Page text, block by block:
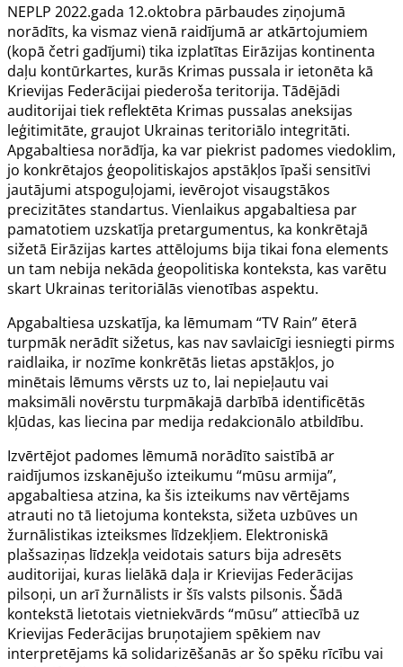
NEPLP 2022.gada 12.oktobra pārbaudes ziņojumā
norādīts, ka vismaz vienā raidījumā ar atkārtojumiem
(kopā četri gadījumi) tika izplatītas Eirāzijas kontinenta
daļu kontūrkartes, kurās Krimas pussala ir ietonēta kā
Krievijas Federācijai piederoša teritorija. Tādējādi
auditorijai tiek reflektēta Krimas pussalas aneksijas
leģitimitāte, graujot Ukrainas teritoriālo integritāti.
Apgabaltiesa norādīja, ka var piekrist padomes viedoklim,
jo konkrētajos ģeopolitiskajos apstākļos īpaši sensitīvi
jautājumi atspoguļojami, ievērojot visaugstākos
precizitātes standartus. Vienlaikus apgabaltiesa par
pamatotiem uzskatīja pretargumentus, ka konkrētajā
sižetā Eirāzijas kartes attēlojums bija tikai fona elements
un tam nebija nekāda ģeopolitiska konteksta, kas varētu
skart Ukrainas teritoriālās vienotības aspektu.
Apgabaltiesa uzskatīja, ka lēmumam “TV Rain” ēterā
turpmāk nerādīt sižetus, kas nav savlaicīgi iesniegti pirms
raidlaika, ir nozīme konkrētās lietas apstākļos, jo
minētais lēmums vērsts uz to, lai nepieļautu vai
maksimāli novērstu turpmākajā darbībā identificētās
kļūdas, kas liecina par medija redakcionālo atbildību.
Izvērtējot padomes lēmumā norādīto saistībā ar
raidījumos izskanējušo izteikumu “mūsu armija”,
apgabaltiesa atzina, ka šis izteikums nav vērtējams
atrauti no tā lietojuma konteksta, sižeta uzbūves un
žurnālistikas izteiksmes līdzekļiem. Elektroniskā
plašsaziņas līdzekļa veidotais saturs bija adresēts
auditorijai, kuras lielākā daļa ir Krievijas Federācijas
pilsoņi, un arī žurnālists ir šīs valsts pilsonis. Šādā
kontekstā lietotais vietniekvārds “mūsu” attiecībā uz
Krievijas Federācijas bruņotajiem spēkiem nav
interpretējams kā solidarizēšanās ar šo spēku rīcību vai